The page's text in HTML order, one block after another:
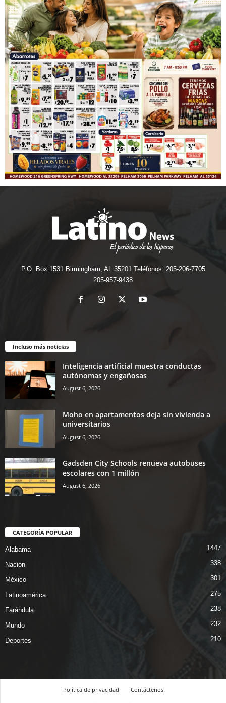
P.O. Box 1531 Birmingham, AL 35201 Teléfonos: 205-206-7705
205-957-9438
Incluso más noticias
Inteligencia artificial muestra conductas
autónomas y engañosas
August 6, 2026
Moho en apartamentos deja sin vivienda a
universitarios
August 6, 2026
Gadsden City Schools renueva autobuses
escolares con 1 millón
August 6, 2026
CATEGORÍA POPULAR
Alabama 1447
Nación 338
México 301
Latinoamérica 275
Farándula 238
Mundo 232
Deportes 210
Política de privacidad
Contáctenos